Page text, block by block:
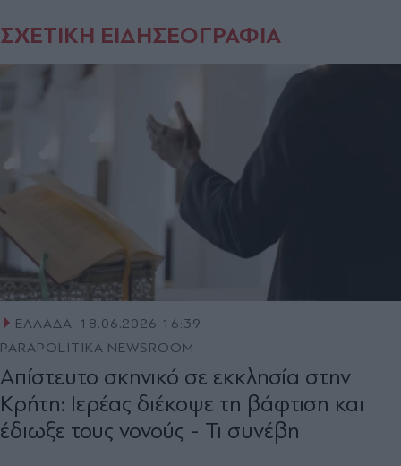
ΣΧΕΤΙΚΗ ΕΙΔΗΣΕΟΓΡΑΦΙΑ
ΕΛΛΑΔΑ
18.06.2026 16:39
PARAPOLITIKA NEWSROOM
Απίστευτο σκηνικό σε εκκλησία στην
Κρήτη: Ιερέας διέκοψε τη βάφτιση και
έδιωξε τους νονούς - Τι συνέβη